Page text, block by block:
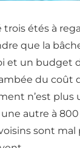
trois étés à
que la
et un budget
du coût
n’est plus
autre à 800
sont mal